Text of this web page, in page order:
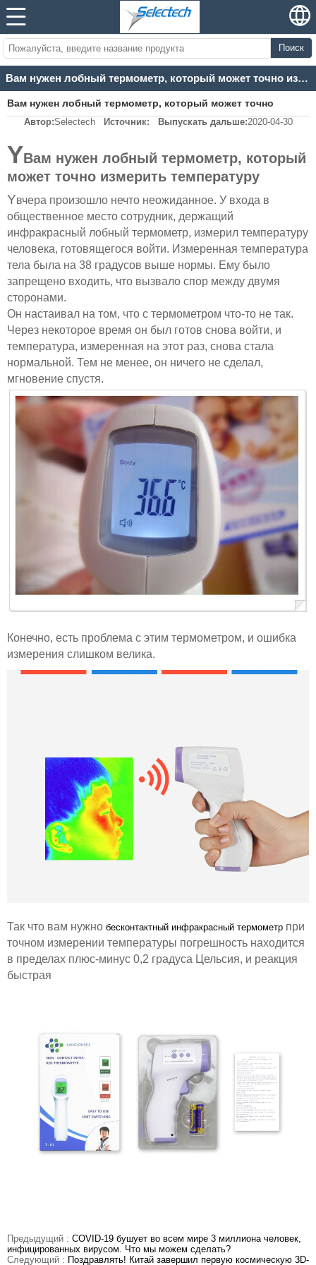
Поиск
Вам нужен лобный термометр, который может точно измерить температуру
Вам нужен лобный термометр, который может точно
измерить температуру
Автор:Selectech Источник: Выпускать дальше:2020-04-30
YВам нужен лобный термометр, который
может точно измерить температуру
Yвчера произошло нечто неожиданное. У входа в
общественное место сотрудник, держащий
инфракрасный лобный термометр, измерил температуру
человека, готовящегося войти. Измеренная температура
тела была на 38 градусов выше нормы. Ему было
запрещено входить, что вызвало спор между двумя
сторонами.
Он настаивал на том, что с термометром что-то не так.
Через некоторое время он был готов снова войти, и
температура, измеренная на этот раз, снова стала
нормальной. Тем не менее, он ничего не сделал,
мгновение спустя.
Конечно, есть проблема с этим термометром, и ошибка
измерения слишком велика.
Так что вам нужно бесконтактный инфракрасный термометр при
точном измерении температуры погрешность находится
в пределах плюс-минус 0,2 градуса Цельсия, и реакция
быстрая
Предыдущий : COVID-19 бушует во всем мире 3 миллиона человек,
инфицированных вирусом. Что мы можем сделать?
Следующий : Поздравлять! Китай завершил первую космическую 3D-